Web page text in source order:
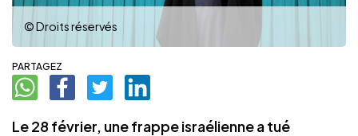
© Droits réservés
PARTAGEZ
Le 28 février, une frappe israélienne a tué